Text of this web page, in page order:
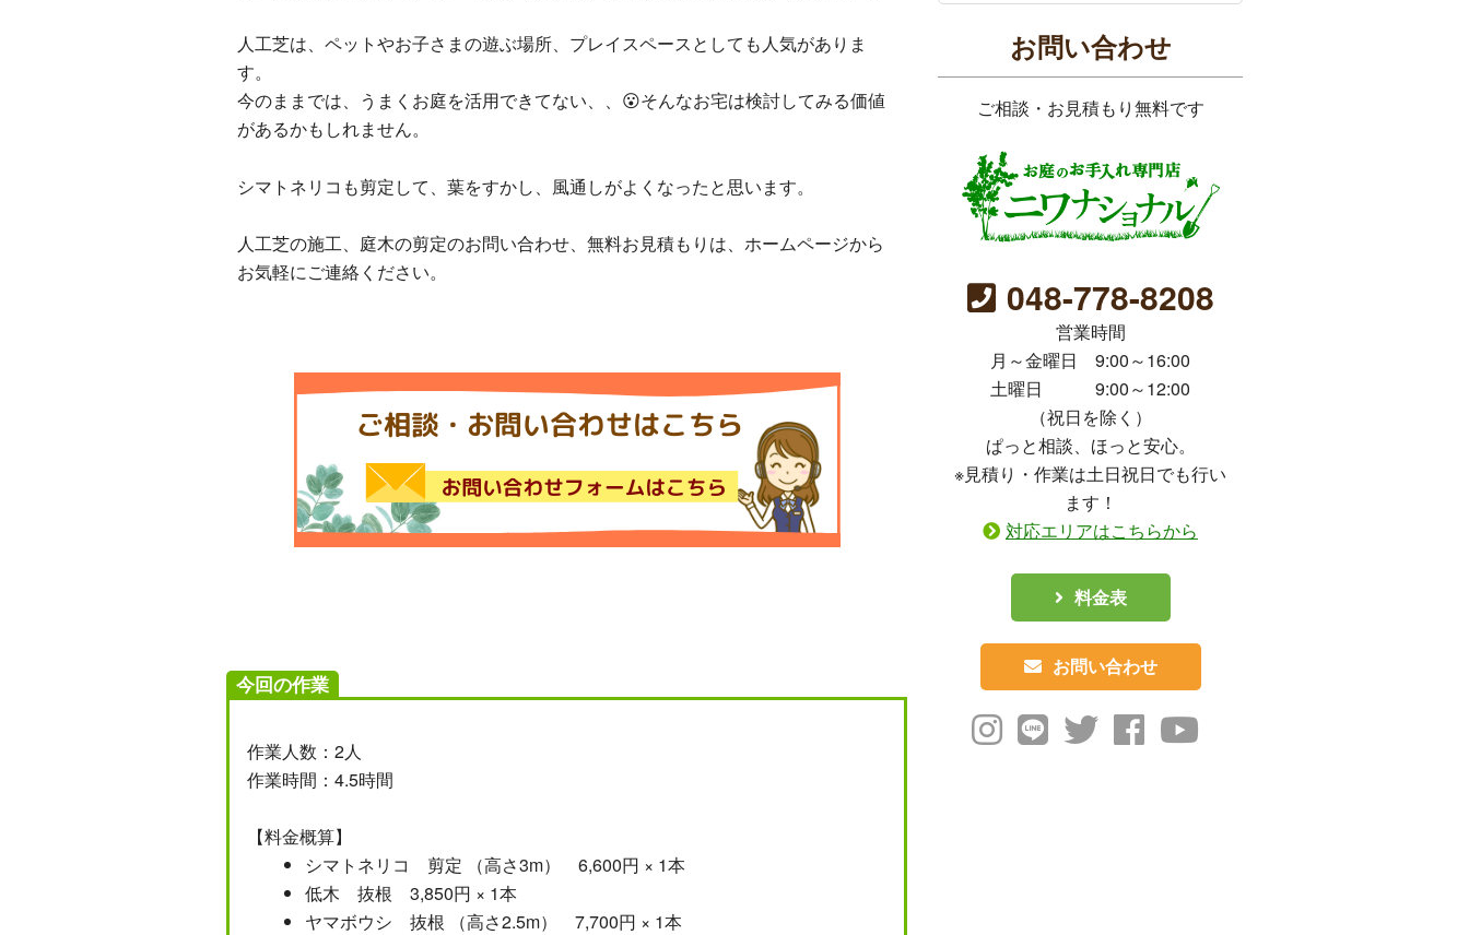
人工芝は、ペットやお子さまの遊ぶ場所、プレイスペースとしても人気がありま
す。
今のままでは、うまくお庭を活用できてない、、😮そんなお宅は検討してみる価値
があるかもしれません。
シマトネリコも剪定して、葉をすかし、風通しがよくなったと思います。
人工芝の施工、庭木の剪定のお問い合わせ、無料お見積もりは、ホームページから
お気軽にご連絡ください。
今回の作業
作業人数：2人
作業時間：4.5時間
【料金概算】
シマトネリコ 剪定 （高さ3m） 6,600円 × 1本
低木 抜根 3,850円 × 1本
ヤマボウシ 抜根 （高さ2.5m） 7,700円 × 1本
お問い合わせ
ご相談・お見積もり無料です
048-778-8208
営業時間
月～金曜日 9:00～16:00
土曜日 9:00～12:00
（祝日を除く）
ぱっと相談、ほっと安心。
※見積り・作業は土日祝日でも行い
ます！
対応エリアはこちらから
料金表
お問い合わせ